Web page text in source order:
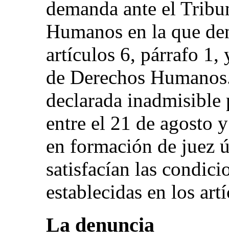
demanda ante el
Humanos en la que
artículos 6, párrafo 1,
de Derechos
declarada
entre el 21 de agosto
en formación de juez
satisfacían las
establecidas en los
La denuncia